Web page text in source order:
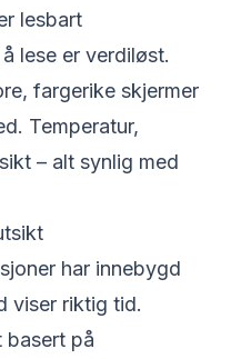
lesbart
lese er verdiløst.
fargerike skjermer
Temperatur,
– alt synlig med
har innebygd
viser riktig tid.
på